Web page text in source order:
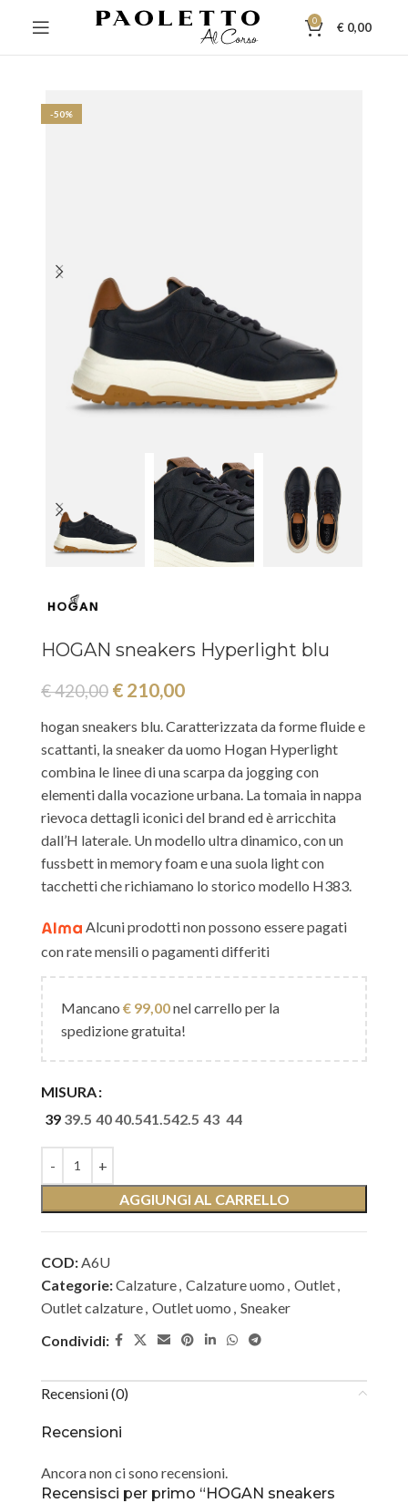
0 € 0,00
-50%
HOGAN sneakers Hyperlight blu
€420,00 € 210,00
hogan sneakers blu. Caratterizzata da forme fluide e
scattanti, la sneaker da uomo Hogan Hyperlight
combina le linee di una scarpa da jogging con
elementi dalla vocazione urbana. La tomaia in nappa
rievoca dettagli iconici del brand ed è arricchita
dall’H laterale. Un modello ultra dinamico, con un
fussbett in memory foam e una suola light con
tacchetti che richiamano lo storico modello H383.
Alcuni prodotti non possono essere pagati
con rate mensili o pagamenti differiti
Mancano € 99,00nel carrello per la
spedizione gratuita!
MISURA
39 39.5 4040.541.542.5 43 44
AGGIUNGI AL CARRELLO
COD:A6U
Categorie:Calzature, Calzature uomo , Outlet,
Outlet calzature, Outlet uomo , Sneaker
Condividi:
Recensioni (0)
Recensioni
Ancora non ci sono recensioni.
Recensisci per primo “HOGAN sneakers